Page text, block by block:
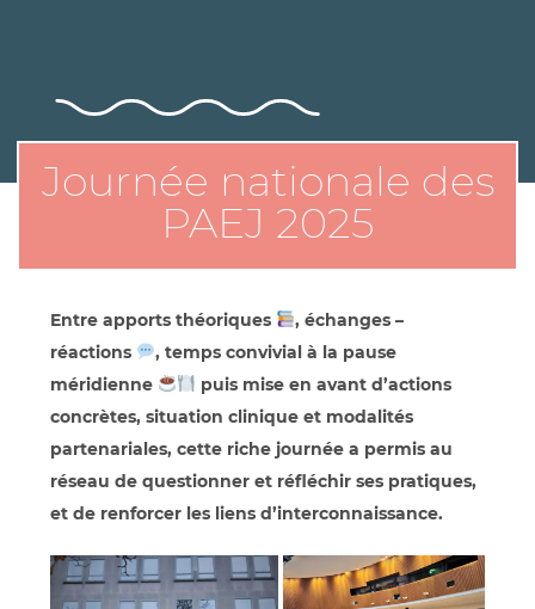
Journée nationale des
PAEJ 2025
Entre apports théoriques
, échanges –
réactions
, temps convivial à la pause
méridienne
puis mise en avant d’actions
concrètes, situation clinique et modalités
partenariales, cette riche journée a permis au
réseau de questionner et réfléchir ses pratiques,
et de renforcer les liens d’interconnaissance.